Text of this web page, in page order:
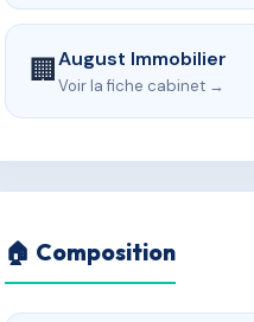
🏢August Immobilier
Voir la fiche cabinet →
🏠 Composition